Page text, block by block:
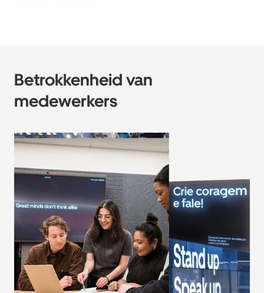
Betrokkenheid van
medewerkers